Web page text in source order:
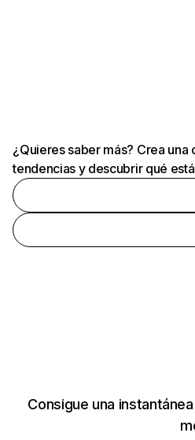
¿Quieres saber más? Crea
tendencias y descubrir qué
Consigue una